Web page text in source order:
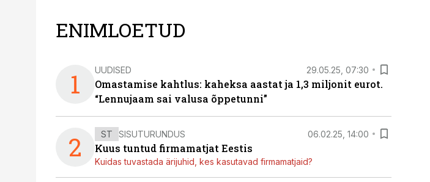
ENIMLOETUD
1 UUDISED 29.05.25, 07:30
Omastamise kahtlus: kaheksa aastat ja 1,3 miljonit eurot.
“Lennujaam sai valusa õppetunni”
2 ST SISUTURUNDUS 06.02.25, 14:00
Kuus tuntud firmamatjat Eestis
Kuidas tuvastada ärijuhid, kes kasutavad firmamatjaid?